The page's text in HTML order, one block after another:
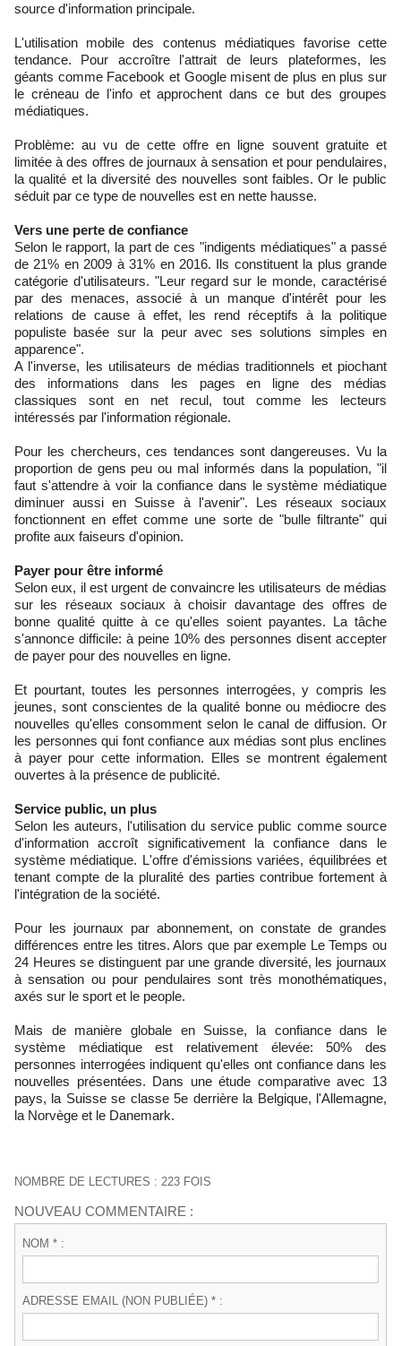
source d'information principale.
L'utilisation mobile des contenus médiatiques favorise cette
tendance. Pour accroître l'attrait de leurs plateformes, les
géants comme Facebook et Google misent de plus en plus sur
le créneau de l'info et approchent dans ce but des groupes
médiatiques.
Problème: au vu de cette offre en ligne souvent gratuite et
limitée à des offres de journaux à sensation et pour pendulaires,
la qualité et la diversité des nouvelles sont faibles. Or le public
séduit par ce type de nouvelles est en nette hausse.
Vers une perte de confiance
Selon le rapport, la part de ces "indigents médiatiques" a passé
de 21% en 2009 à 31% en 2016. Ils constituent la plus grande
catégorie d'utilisateurs. "Leur regard sur le monde, caractérisé
par des menaces, associé à un manque d'intérêt pour les
relations de cause à effet, les rend réceptifs à la politique
populiste basée sur la peur avec ses solutions simples en
apparence".
A l'inverse, les utilisateurs de médias traditionnels et piochant
des informations dans les pages en ligne des médias
classiques sont en net recul, tout comme les lecteurs
intéressés par l'information régionale.
Pour les chercheurs, ces tendances sont dangereuses. Vu la
proportion de gens peu ou mal informés dans la population, "il
faut s'attendre à voir la confiance dans le système médiatique
diminuer aussi en Suisse à l'avenir". Les réseaux sociaux
fonctionnent en effet comme une sorte de "bulle filtrante" qui
profite aux faiseurs d'opinion.
Payer pour être informé
Selon eux, il est urgent de convaincre les utilisateurs de médias
sur les réseaux sociaux à choisir davantage des offres de
bonne qualité quitte à ce qu'elles soient payantes. La tâche
s'annonce difficile: à peine 10% des personnes disent accepter
de payer pour des nouvelles en ligne.
Et pourtant, toutes les personnes interrogées, y compris les
jeunes, sont conscientes de la qualité bonne ou médiocre des
nouvelles qu'elles consomment selon le canal de diffusion. Or
les personnes qui font confiance aux médias sont plus enclines
à payer pour cette information. Elles se montrent également
ouvertes à la présence de publicité.
Service public, un plus
Selon les auteurs, l'utilisation du service public comme source
d'information accroît significativement la confiance dans le
système médiatique. L'offre d'émissions variées, équilibrées et
tenant compte de la pluralité des parties contribue fortement à
l'intégration de la société.
Pour les journaux par abonnement, on constate de grandes
différences entre les titres. Alors que par exemple Le Temps ou
24 Heures se distinguent par une grande diversité, les journaux
à sensation ou pour pendulaires sont très monothématiques,
axés sur le sport et le people.
Mais de manière globale en Suisse, la confiance dans le
système médiatique est relativement élevée: 50% des
personnes interrogées indiquent qu'elles ont confiance dans les
nouvelles présentées. Dans une étude comparative avec 13
pays, la Suisse se classe 5e derrière la Belgique, l'Allemagne,
la Norvège et le Danemark.
NOMBRE DE LECTURES : 223 FOIS
NOUVEAU COMMENTAIRE :
NOM * :
ADRESSE EMAIL (NON PUBLIÉE) * :